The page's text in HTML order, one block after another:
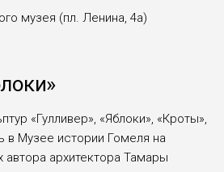
музея (пл. Ленина, 4а)
«Гулливер», «Яблоки», «Кроты»,
в Музее истории Гомеля на
автора архитектора Тамары